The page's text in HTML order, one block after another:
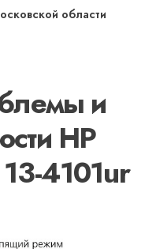
области
и
HP
4101ur